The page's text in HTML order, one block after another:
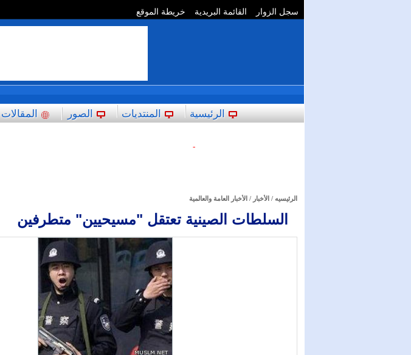
سجل الزوار القائمة البريدية خريطة الموقع
الرئيسية المنتديات الصور المقالات
-
الرئيسيه / الأخبار / الأخبار العامة والعالمية
السلطات الصينية تعتقل "مسيحيين" متطرفين